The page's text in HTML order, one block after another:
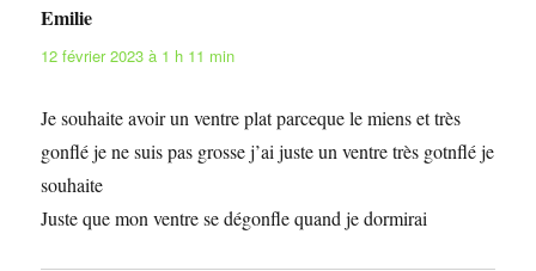
Emilie
12 février 2023 à 1 h 11 min
Je souhaite avoir un ventre plat parceque le miens et très
gonflé je ne suis pas grosse j’ai juste un ventre très gotnflé je
souhaite
Juste que mon ventre se dégonfle quand je dormirai